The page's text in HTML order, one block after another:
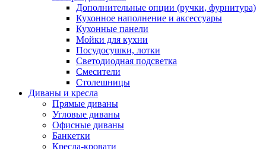
Дополнительные опции (ручки, фурнитура)
Кухонное наполнение и аксессуары
Кухонные панели
Мойки для кухни
Посудосушки, лотки
Светодиодная подсветка
Смесители
Столешницы
Диваны и кресла
Прямые диваны
Угловые диваны
Офисные диваны
Банкетки
Кресла-кровати